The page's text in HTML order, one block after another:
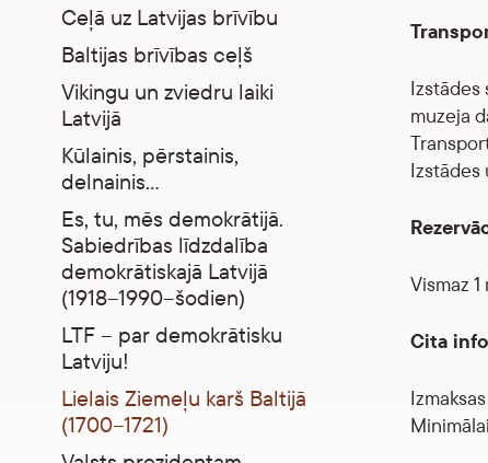
Ceļā uz Latvijas brīvību
Baltijas brīvības ceļš
Vikingu un zviedru laiki
Latvijā
Kūlainis, pērstainis,
delnainis…
Es, tu, mēs demokrātijā.
Sabiedrības līdzdalība
demokrātiskajā Latvijā
(1918–1990–šodien)
LTF – par demokrātisku
Latviju!
Lielais Ziemeļu karš Baltijā
(1700–1721)
Izstādes
muzeja
Izstādes
Vismaz
Cita